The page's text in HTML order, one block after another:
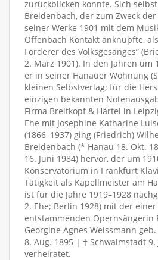
zurückblicken konnte. Sich
Breidenbach, der zum Zweck
seiner Werke 1901 mit dem
Offenbach Kontakt anknüpfte,
Förderer des Volksgesanges“
2. März 1901). In den Jahren um
er in seiner Hanauer Wohnung
kleinen Selbstverlag; für die
einzigen bekannten
Firma Breitkopf & Härtel in
Ehe mit Josephine Katharine
(1866–1937) ging (Friedrich)
Breidenbach (* Hanau 18. Okt.
16. Juni 1984) hervor, der um
Konservatorium in Frankfurt
Tätigkeit als Kapellmeister am
ist für die Jahre 1919–1928
2. Ehe; Berlin 1928) mit der
entstammenden Opernsängerin
Georgine Agnes Weissmann
8. Aug. 1895 | † Schwalmstadt 9.
verheiratet.